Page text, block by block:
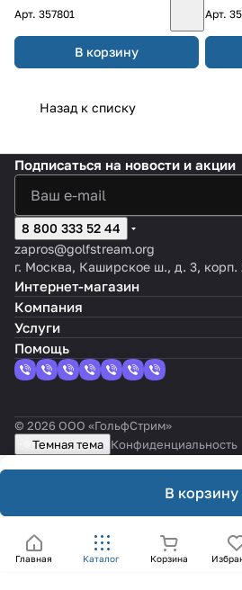
Арт. 357801
В корзину
Арт.
Назад к списку
В корзину
Главная Каталог Корзина
Подписаться на новости и акции
8 800 333 52 44
zapros@golfstream.org
г. Москва, Каширское ш., д. 3, корп.
Интернет-магазин
Компания
Услуги
Помощь
© 2026 ООО «ГольфСтрим»
Темная тема Конфиденциальность